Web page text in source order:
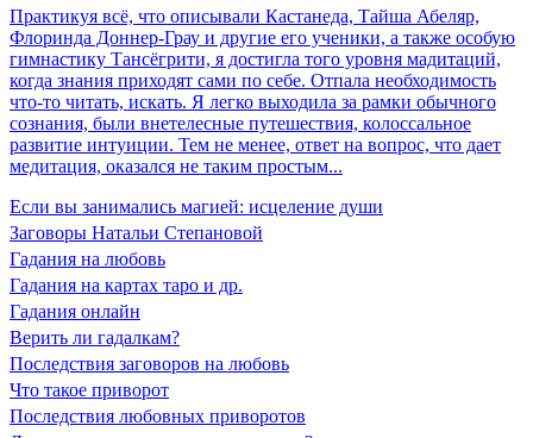
Практикуя всё, что описывали Кастанеда, Тайша Абеляр,
Флоринда Доннер-Грау и другие его ученики, а также особую
гимнастику Тансёгрити, я достигла того уровня мадитаций,
когда знания приходят сами по себе. Отпала необходимость
что-то читать, искать. Я легко выходила за рамки обычного
сознания, были внетелесные путешествия, колоссальное
развитие интуиции. Тем не менее, ответ на вопрос, что дает
медитация, оказался не таким простым...
Если вы занимались магией: исцеление души
Заговоры Натальи Степановой
Гадания на любовь
Гадания на картах таро и др.
Гадания онлайн
Верить ли гадалкам?
Последствия заговоров на любовь
Что такое приворот
Последствия любовных приворотов